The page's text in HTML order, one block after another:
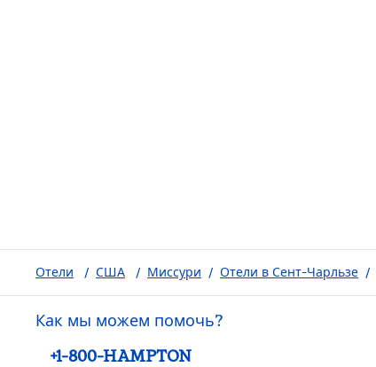
Отели / США / Миссури / Отели в Сент-Чарльзе /
Как мы можем помочь?
Телефон:
+1-800-HAMPTON